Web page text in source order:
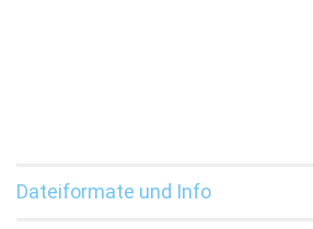
Dateiformate und Info